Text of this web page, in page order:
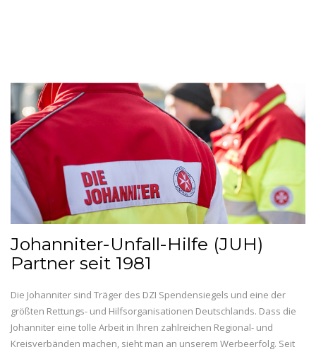
Johanniter-Unfall-Hilfe (JUH)
Partner seit 1981
Die Johanniter sind Träger des DZI Spendensiegels und eine der
größten Rettungs- und Hilfsorganisationen Deutschlands. Dass die
Johanniter eine tolle Arbeit in Ihren zahlreichen Regional- und
Kreisverbänden machen, sieht man an unserem Werbeerfolg. Seit